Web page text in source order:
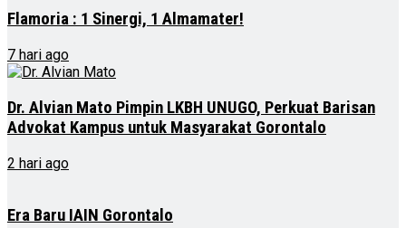
Flamoria : 1 Sinergi, 1 Almamater!
7 hari ago
Dr. Alvian Mato Pimpin LKBH UNUGO, Perkuat Barisan
Advokat Kampus untuk Masyarakat Gorontalo
2 hari ago
Era Baru IAIN Gorontalo